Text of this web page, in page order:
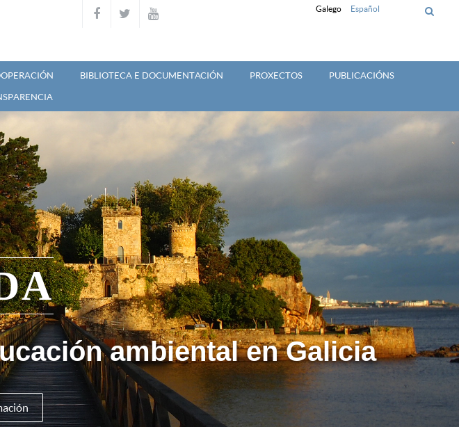
Galego Español
BIBLIOTECA E DOCUMENTACIÓN PROXECTOS
PUBLICACIÓNS
ambiental en Galicia